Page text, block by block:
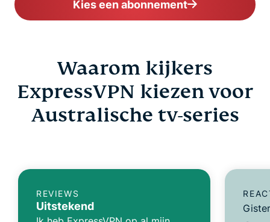
Kies een abonnement
Waarom kijkers
ExpressVPN kiezen voor
Australische tv-series
REVIEWS
Uitstekend